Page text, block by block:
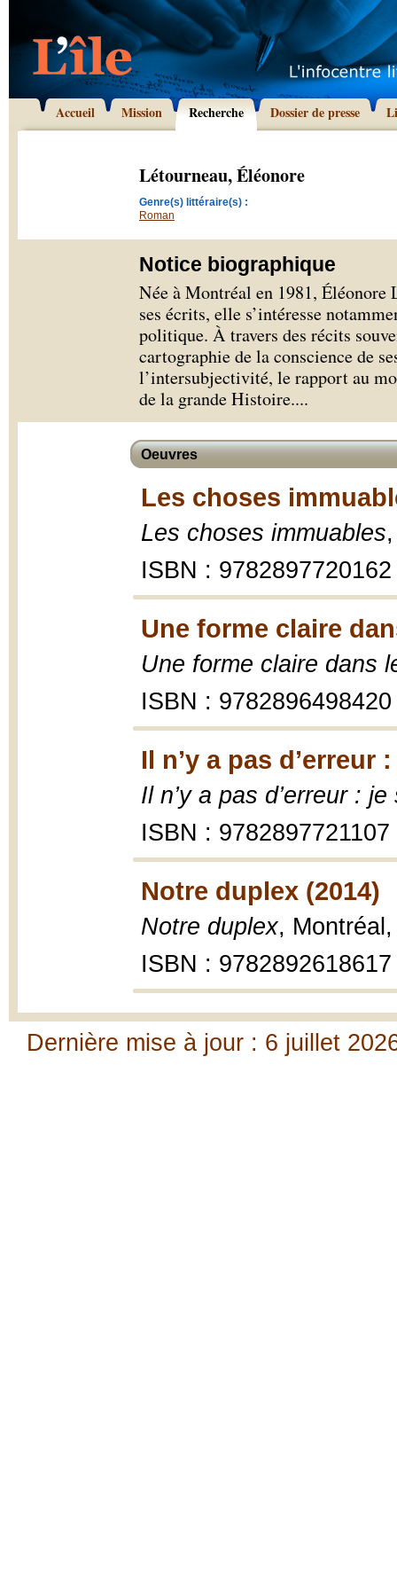
Accueil Mission Recherche Dossier de presse
Létourneau, Éléonore
Genre(s) littéraire(s) :
Roman
Notice biographique
Née à Montréal en 1981, Éléonore
ses écrits, elle s’intéresse
politique. À travers des récits
cartographie de la conscience de
l’intersubjectivité, le rapport au
de la grande Histoire....
Oeuvres
Les choses
Les choses immuables
ISBN : 9782897720162
Une forme claire
Une forme claire dans
ISBN : 9782896498420
Il n’y a pas d’erreur
Il n’y a pas d’erreur :
ISBN : 9782897721107
Notre duplex (2014)
Notre duplex,
ISBN : 9782892618617
Dernière mise à jour : 6 juillet